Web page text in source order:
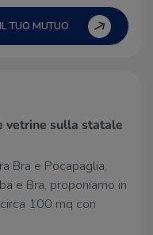
TUO MUTUO
vetrine sulla statale
Bra e Pocapaglia,
e Bra, proponiamo in
100 mq con